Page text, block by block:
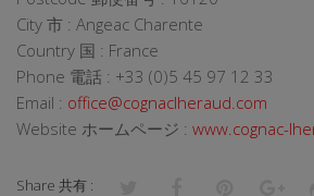
City 市 : Angeac Charente
Country 国 : France
Phone 電話 : +33 (0)5 45 97 12 33
Email : office@cognaclheraud.com
Website ホームページ : www.cognac-
Share 共有 :